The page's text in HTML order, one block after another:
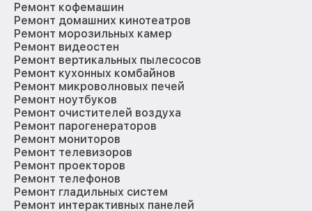
Ремонт кофемашин
Ремонт домашних кинотеатров
Ремонт морозильных камер
Ремонт видеостен
Ремонт вертикальных пылесосов
Ремонт кухонных комбайнов
Ремонт микроволновых печей
Ремонт ноутбуков
Ремонт очистителей воздуха
Ремонт парогенераторов
Ремонт мониторов
Ремонт телевизоров
Ремонт проекторов
Ремонт телефонов
Ремонт гладильных систем
Ремонт интерактивных панелей